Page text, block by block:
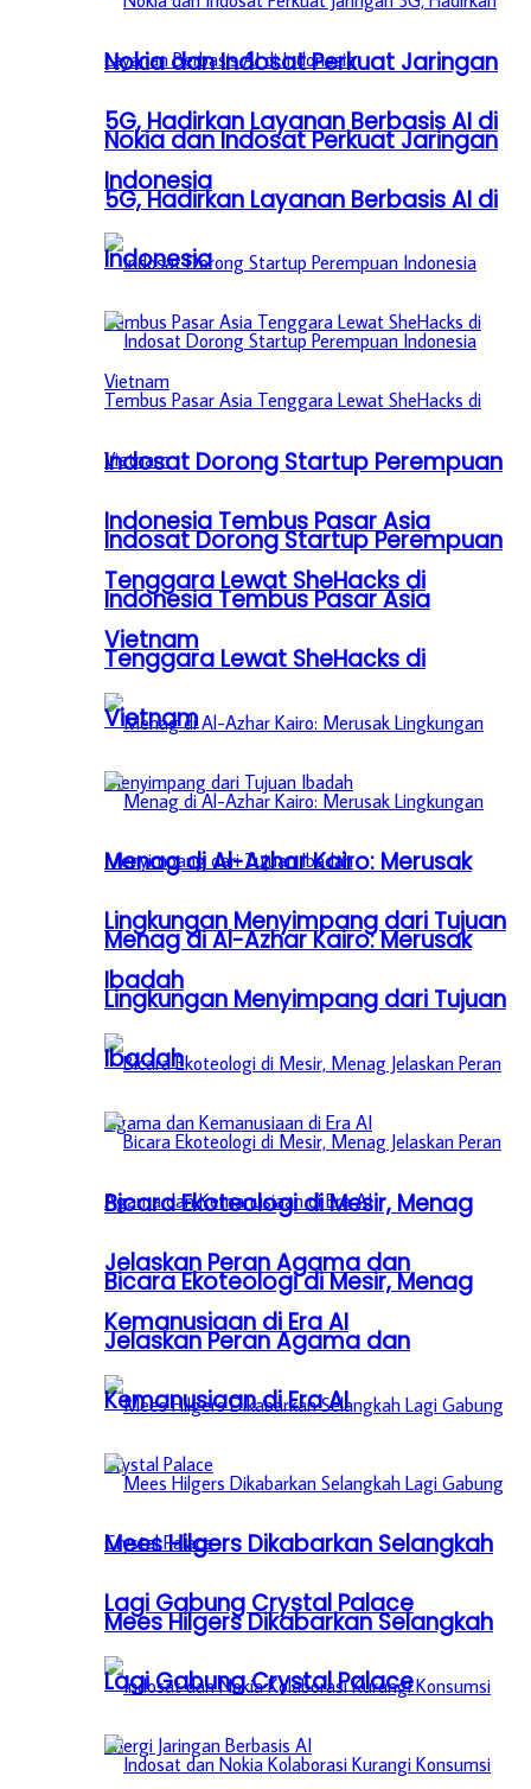
Nokia dan Indosat Perkuat Jaringan
5G, Hadirkan Layanan Berbasis AI di
Indonesia
Indosat Dorong Startup Perempuan
Indonesia Tembus Pasar Asia
Tenggara Lewat SheHacks di
Vietnam
Menag di Al-Azhar Kairo: Merusak
Lingkungan Menyimpang dari Tujuan
Ibadah
Bicara Ekoteologi di Mesir, Menag
Jelaskan Peran Agama dan
Kemanusiaan di Era AI
Mees Hilgers Dikabarkan Selangkah
Lagi Gabung Crystal Palace
Nokia dan Indosat Perkuat Jaringan
5G, Hadirkan Layanan Berbasis AI di
Indonesia
Indosat Dorong Startup Perempuan
Indonesia Tembus Pasar Asia
Tenggara Lewat SheHacks di
Vietnam
Menag di Al-Azhar Kairo: Merusak
Lingkungan Menyimpang dari Tujuan
Ibadah
Bicara Ekoteologi di Mesir, Menag
Jelaskan Peran Agama dan
Kemanusiaan di Era AI
Mees Hilgers Dikabarkan Selangkah
Lagi Gabung Crystal Palace